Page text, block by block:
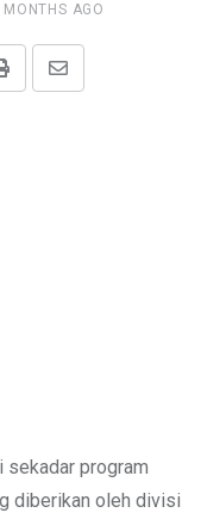
MONTHS AGO
Share
sekadar program
diberikan oleh divisi